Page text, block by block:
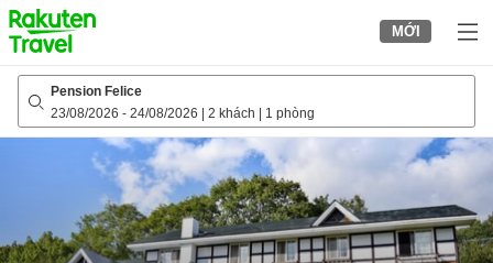
to
top
page
MỚI
Pension Felice
23/08/2026 - 24/08/2026 2 khách 1 phòng